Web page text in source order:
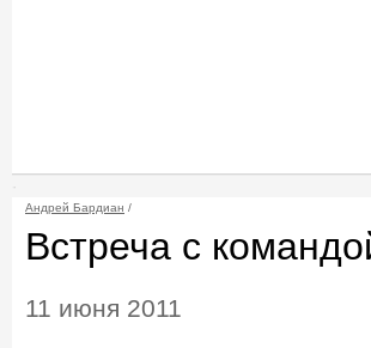
Андрей Бардиан /
Встреча с
11 июня 2011